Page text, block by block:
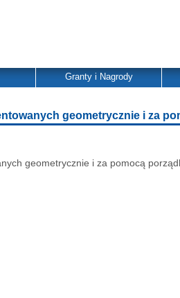
Granty i Nagrody
geometrycznie i za
geometrycznie i za pomocą